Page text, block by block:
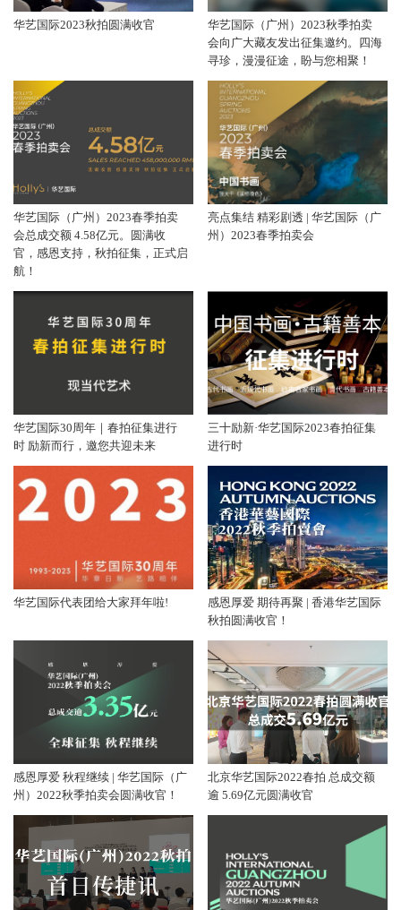
华艺国际2023秋拍圆满收官
华艺国际（广州）2023秋季拍卖
会向广大藏友发出征集邀约。四海
寻珍，漫漫征途，盼与您相聚！
华艺国际（广州）2023春季拍卖
会总成交额 4.58亿元。圆满收
官，感恩支持，秋拍征集，正式启
航！
亮点集结 精彩剧透 | 华艺国际（广
州）2023春季拍卖会
华艺国际30周年｜春拍征集进行
时 励新而行，邀您共迎未来
三十励新·华艺国际2023春拍征集
进行时
华艺国际代表团给大家拜年啦!
感恩厚爱 期待再聚 | 香港华艺国际
秋拍圆满收官！
感恩厚爱 秋程继续 | 华艺国际（广
州）2022秋季拍卖会圆满收官！
北京华艺国际2022春拍 总成交额
逾 5.69亿元圆满收官